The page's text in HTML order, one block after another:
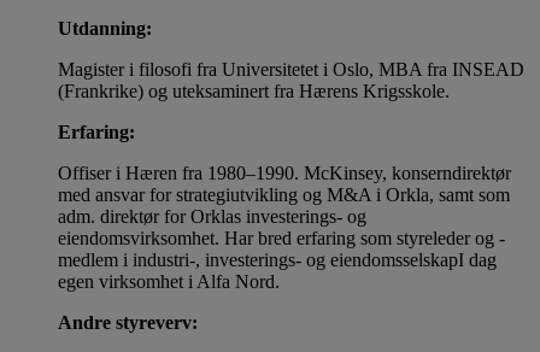
Utdanning:
Magister i filosofi fra Universitetet i Oslo, MBA fra INSEAD
(Frankrike) og uteksaminert fra Hærens Krigsskole.
Erfaring:
Offiser i Hæren fra 1980–1990. McKinsey, konserndirektør
med ansvar for strategiutvikling og M&A i Orkla, samt som
adm. direktør for Orklas investerings- og
eiendomsvirksomhet. Har bred erfaring som styreleder og -
medlem i industri-, investerings- og eiendomsselskapI dag
egen virksomhet i Alfa Nord.
Andre styreverv: